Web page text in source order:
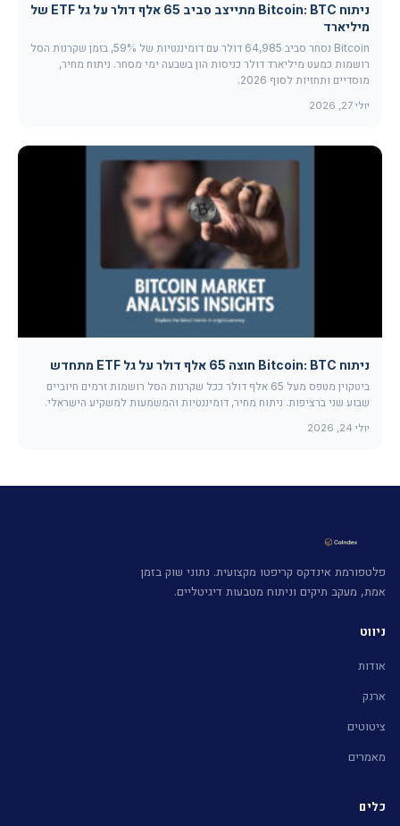
ניתוח Bitcoin: BTC מתייצב סביב 65 אלף דולר על גל ETF של
מיליארד
Bitcoin נסחר סביב 64,985 דולר עם דומיננטיות של 59%, בזמן שקרנות הסל
רושמות כמעט מיליארד דולר כניסות הון בשבעה ימי מסחר. ניתוח מחיר,
מוסדיים ותחזיות לסוף 2026.
יולי 27, 2026
ניתוח Bitcoin: BTC חוצה 65 אלף דולר על גל ETF מתחדש
ביטקוין מטפס מעל 65 אלף דולר ככל שקרנות הסל רושמות זרמים חיוביים
שבוע שני ברציפות. ניתוח מחיר, דומיננטיות והמשמעות למשקיע הישראלי.
יולי 24, 2026
פלטפורמת אינדקס קריפטו מקצועית. נתוני שוק בזמן
אמת, מעקב תיקים וניתוח מטבעות דיגיטליים.
ניווט
אודות
ארנק
ציטוטים
מאמרים
כלים